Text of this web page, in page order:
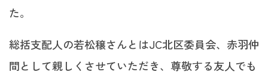
た。
総括支配人の若松穣さんとはJC北区委員会、赤羽仲
間として親しくさせていただき、尊敬する友人でも